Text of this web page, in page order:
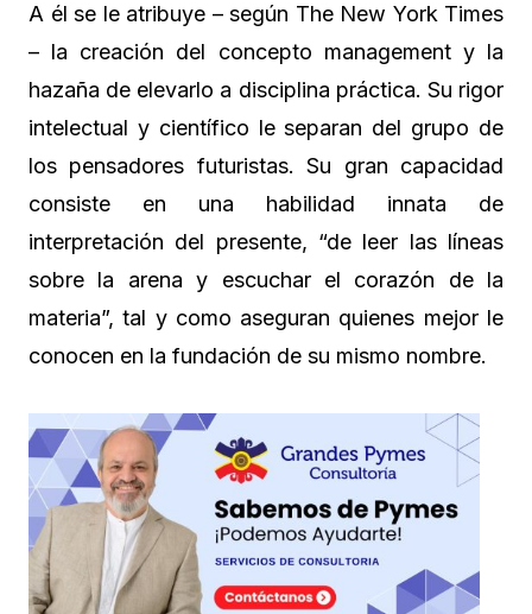
A él se le atribuye – según The New York Times
– la creación del concepto management y la
hazaña de elevarlo a disciplina práctica. Su rigor
intelectual y científico le separan del grupo de
los pensadores futuristas. Su gran capacidad
consiste en una habilidad innata de
interpretación del presente, “de leer las líneas
sobre la arena y escuchar el corazón de la
materia”, tal y como aseguran quienes mejor le
conocen en la fundación de su mismo nombre.